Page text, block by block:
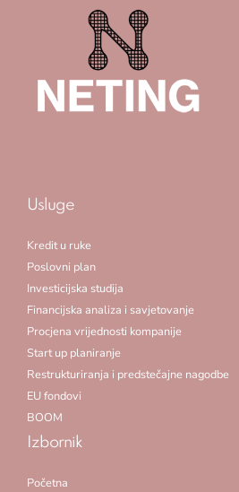
Usluge
Kredit u ruke
Poslovni plan
Investicijska studija
Financijska analiza i savjetovanje
Procjena vrijednosti kompanije
Start up planiranje
Restrukturiranja i predstečajne nagodbe
EU fondovi
BOOM
Izbornik
Početna